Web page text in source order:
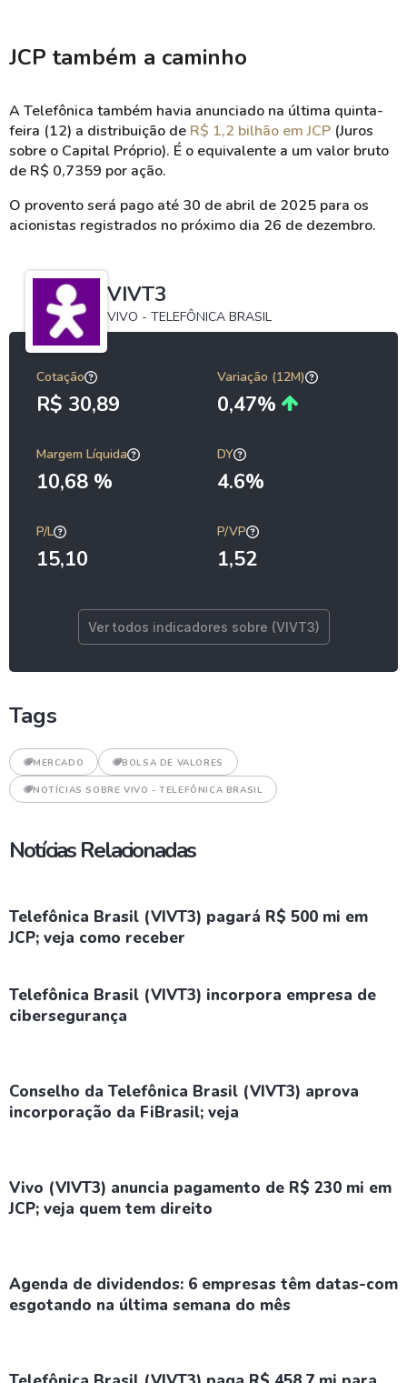
JCP também a caminho
A Telefônica também havia anunciado na última quinta-
feira (12) a distribuição de R$ 1,2 bilhão em JCP (Juros
sobre o Capital Próprio). É o equivalente a um valor bruto
de R$ 0,7359 por ação.
O provento será pago até 30 de abril de 2025 para os
acionistas registrados no próximo dia 26 de dezembro.
VIVT3
VIVO - TELEFÔNICA BRASIL
Cotação
R$ 30,89
Variação (12M)
0,47%
Margem Líquida
10,68 %
DY
4.6%
P/L
15,10
P/VP
1,52
Ver todos indicadores sobre (VIVT3)
Tags
MERCADO BOLSA DE VALORES
NOTÍCIAS SOBRE VIVO - TELEFÔNICA BRASIL
Notícias Relacionadas
Telefônica Brasil (VIVT3) pagará R$ 500 mi em
JCP; veja como receber
Telefônica Brasil (VIVT3) incorpora empresa de
cibersegurança
Conselho da Telefônica Brasil (VIVT3) aprova
incorporação da FiBrasil; veja
Vivo (VIVT3) anuncia pagamento de R$ 230 mi em
JCP; veja quem tem direito
Agenda de dividendos: 6 empresas têm datas-com
esgotando na última semana do mês